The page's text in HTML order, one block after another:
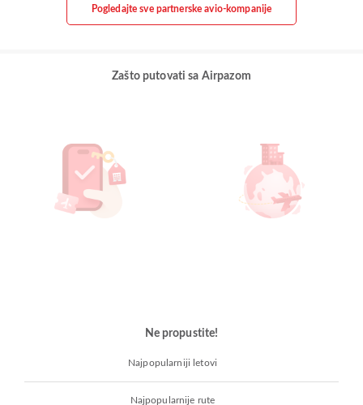
Pogledajte sve partnerske avio-kompanije
Zašto putovati sa Airpazom
Ne propustite!
Najpopularniji letovi
Najpopularnije rute